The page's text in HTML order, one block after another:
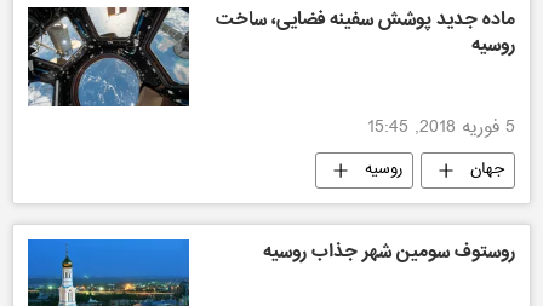
ماده جدید پوشش سفینه فضایی، ساخت
روسیه
5 فوریه 2018, 15:45
جهان روسیه
روستوف سومین شهر جذاب روسیه